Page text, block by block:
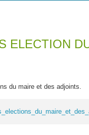
ICI
ELECTION
du maire et des adjoints.